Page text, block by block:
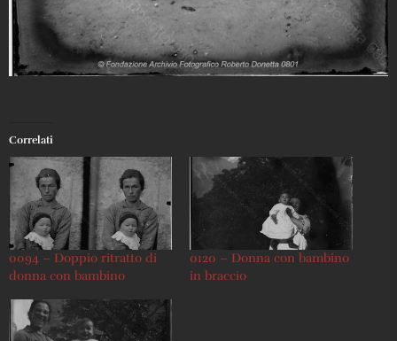
Correlati
0094 – Doppio ritratto di
donna con bambino
0120 – Donna con bambino
in braccio